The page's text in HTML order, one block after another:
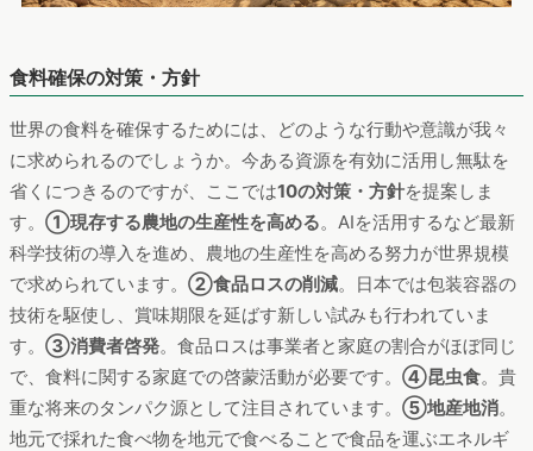
食料確保の対策・方針
世界の食料を確保するためには、どのような行動や意識が我々
に求められるのでしょうか。今ある資源を有効に活用し無駄を
省くにつきるのですが、ここでは10の対策・方針を提案しま
す。 ①現存する農地の生産性を高める。AIを活用するなど最新
科学技術の導入を進め、農地の生産性を高める努力が世界規模
で求められています。 ②食品ロスの削減。日本では包装容器の
技術を駆使し、賞味期限を延ばす新しい試みも行われていま
す。 ③消費者啓発。食品ロスは事業者と家庭の割合がほぼ同じ
で、食料に関する家庭での啓蒙活動が必要です。 ④昆虫食。貴
重な将来のタンパク源として注目されています。 ⑤地産地消。
地元で採れた食べ物を地元で食べることで食品を運ぶエネルギ